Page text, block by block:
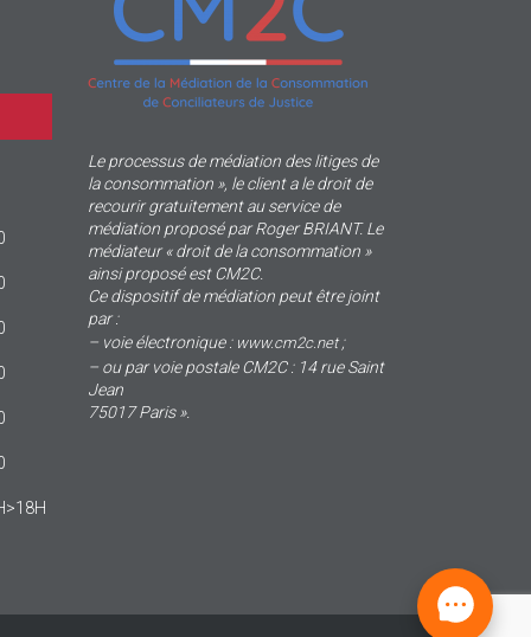
Le processus de médiation des litiges de
la consommation », le client a le droit de
recourir gratuitement au service de
médiation proposé par Roger BRIANT. Le
médiateur « droit de la consommation »
ainsi proposé est CM2C.
Ce dispositif de médiation peut être joint
par :
– voie électronique : www.cm2c.net;
– ou par voie postale CM2C : 14 rue Saint
Jean
75017 Paris ».